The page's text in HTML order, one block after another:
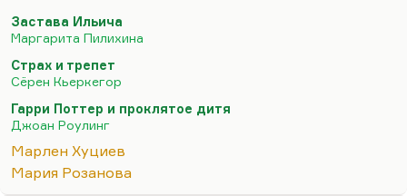
отчаяния. Меня один ребенок на моем курсе
зарубежки спросил:
экзистенциальные ощущения всегда сопряжены с
тоской и тревогой?»
своим «я», это всегда тревога, «Страх и трепет»
кьеркегоровский — кстати, книга довольно
важная. Ощущение своего «я» — это всегда
ощущение трагическое, и ощущение
Застава Ильича
Маргарита Пилихина
Страх и трепет
Сёрен Кьеркегор
Гарри Поттер и проклятое дитя
Джоан Роулинг
Марлен Хуциев
Мария Розанова